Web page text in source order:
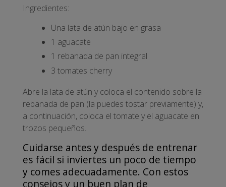
Ingredientes:
Una lata de atún bajo en grasa
1 aguacate
1 rebanada de pan integral
3 tomates cherry
Abre la lata de atún y coloca el contenido sobre la
rebanada de pan (la puedes tostar previamente) y,
a continuación, coloca el tomate y el aguacate en
trozos pequeños.
Cuidarse antes y después de entrenar
es fácil si inviertes un poco de tiempo
y comes adecuadamente. Con estos
consejos y un buen plan de